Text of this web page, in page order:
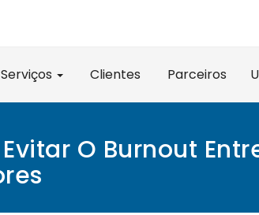
Serviços Clientes Parceiros
O Burnout